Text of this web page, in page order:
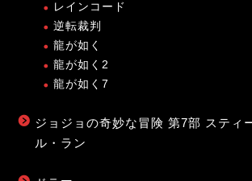
レインコード
逆転裁判
龍が如く
龍が如く2
龍が如く7
ジョジョの奇妙な冒険 第7部 スティ
ル・ラン